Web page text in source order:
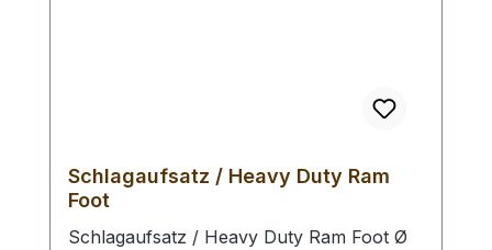
Schlagaufsatz / Heavy Duty Ram
Foot
Schlagaufsatz / Heavy Duty Ram Foot Ø